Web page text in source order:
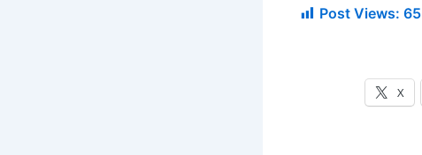
Post Views: 65
X